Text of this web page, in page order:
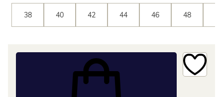
38 40 42 44 46 48